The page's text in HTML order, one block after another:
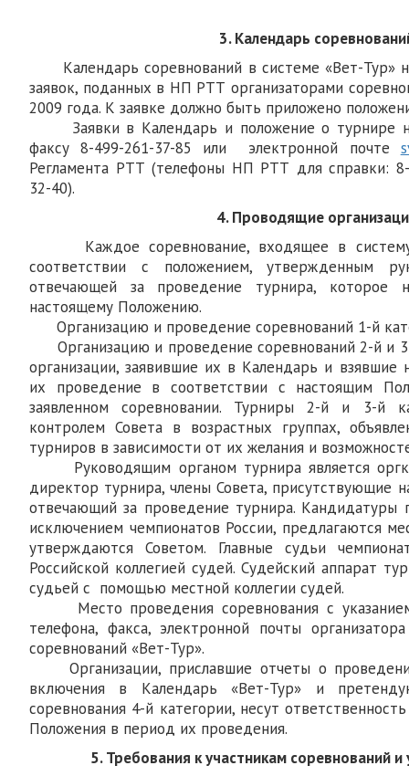
3. Календарь
Календарь соревнований в системе «Вет-Тур»
заявок, поданных в НП РТТ организаторами
2009 года. К заявке должно быть приложено
Заявки в Календарь и положение о турнире
факсу 8-499-261-37-85 или электронной почте
Регламента РТТ (телефоны НП РТТ для справки:
32-40).
4. Проводящие
Каждое соревнование, входящее в систему
соответствии с положением, утвержденным
отвечающей за проведение турнира, которое
настоящему Положению.
Организацию и проведение соревнований 1-й
Организацию и проведение соревнований 2-й и
организации, заявившие их в Календарь и взявшие
их проведение в соответствии с настоящим
заявленном соревновании. Турниры 2-й и 3-й
контролем Совета в возрастных группах,
турниров в зависимости от их желания и
Руководящим органом турнира является
директор турнира, члены Совета, присутствующие
отвечающий за проведение турнира. Кандидатуры
исключением чемпионатов России, предлагаются
утверждаются Советом. Главные судьи
Российской коллегией судей. Судейский аппарат
судьей с помощью местной коллегии судей.
Место проведения соревнования с указанием
телефона, факса, электронной почты
соревнований «Вет-Тур».
Организации, приславшие отчеты о
включения в Календарь «Вет-Тур» и
соревнования 4-й категории, несут
Положения в период их проведения.
5. Требования к участникам соревнований и